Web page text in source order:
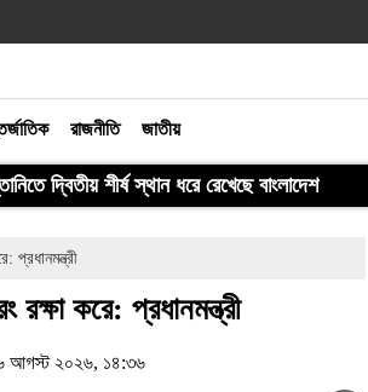
রাজনীতি জাতীয়
দ্বিতীয় শীর্ষ স্থান ধরে রেখেছে বাংলাদেশ
প্রধানমন্ত্রী
করে: প্রধানমন্ত্রী
২০২৬, ১৪:৩৬